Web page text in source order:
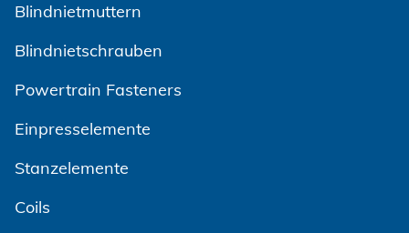
Blindnietmuttern
Blindnietschrauben
Powertrain Fasteners
Einpresselemente
Stanzelemente
Coils